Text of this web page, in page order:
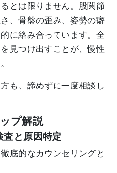
とは限りません。股関節
、骨盤の歪み、姿勢の癖
に絡み合っています。全
見つけ出すことが、慢性
も、諦めずに一度相談し
プ解説
査と原因特定
底的なカウンセリングと